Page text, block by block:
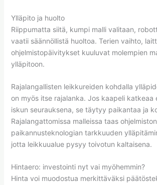
Ylläpito ja huolto
Riippumatta siitä, kumpi malli valitaan,
vaatii säännöllistä huoltoa. Terien vaihto,
ohjelmistopäivitykset kuuluvat molempien
ylläpitoon.
Rajalangallisten leikkureiden kohdalla
on myös itse rajalanka. Jos kaapeli katkeaa
iskun seurauksena, se täytyy paikantaa ja
Rajalangattomissa malleissa taas
paikannusteknologian tarkkuuden
jotta leikkuualue pysyy toivotun kaltaisena.
Hintaero: investointi nyt vai myöhemmin?
Hinta voi muodostua merkittäväksi